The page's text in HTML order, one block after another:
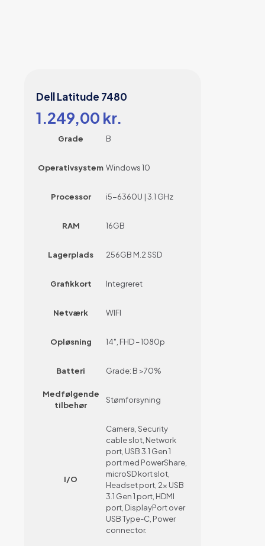
Dell Latitude 7480
1.249,00 kr.
Grade B
Operativsystem Windows 10
Processor i5-6360U | 3.1 GHz
RAM 16GB
Lagerplads 256GB M.2 SSD
Grafikkort Integreret
Netværk WIFI
Opløsning 14", FHD – 1080p
Batteri Grade: B >70%
Medfølgende
tilbehør
Stømforsyning
I/O
Camera, Security
cable slot, Network
port, USB 3.1 Gen 1
port med PowerShare,
microSD kort slot,
Headset port, 2x USB
3.1 Gen 1 port, HDMI
port, DisplayPort over
USB Type-C, Power
connector.